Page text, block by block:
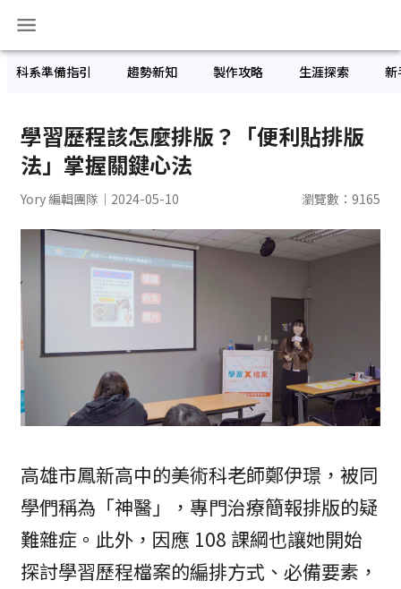
科系準備指引 趨勢新知 製作攻略 生涯探索 新
學習歷程該怎麼排版？「便利貼排版
法」掌握關鍵心法
Yory 編輯團隊 ｜2024-05-10 瀏覽數： 9165
高雄市鳳新高中的美術科老師鄭伊璟，被同
學們稱為「神醫」，專門治療簡報排版的疑
難雜症。此外，因應 108 課綱也讓她開始
探討學習歷程檔案的編排方式、必備要素，